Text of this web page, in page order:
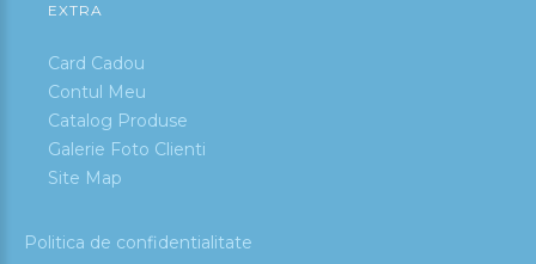
EXTRA
Card Cadou
Contul Meu
Catalog Produse
Galerie Foto Clienti
Site Map
Politica de confidentialitate